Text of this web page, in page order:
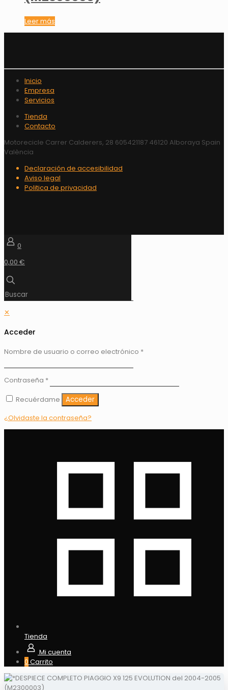
Leer más
Inicio
Empresa
Servicios
Tienda
Contacto
Motorecicle Carrer Calderers, 28 605421187 46120 Alboraya Spain
València
Declaración de accesibilidad
Aviso legal
Politica de privacidad
0
0,00 €
✕
Acceder
Nombre de usuario o correo electrónico *
Contraseña *
Recuérdame
Acceder
¿Olvidaste la contraseña?
Tienda
Mi cuenta
0 Carrito